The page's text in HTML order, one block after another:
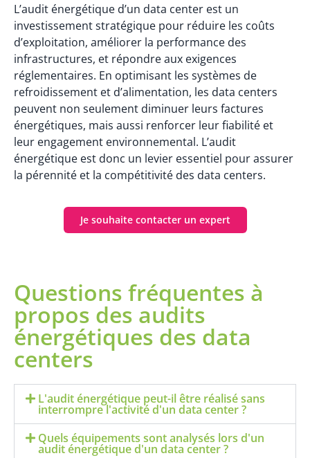
L’audit énergétique d’un data center est un
investissement stratégique pour réduire les coûts
d’exploitation, améliorer la performance des
infrastructures, et répondre aux exigences
réglementaires. En optimisant les systèmes de
refroidissement et d’alimentation, les data centers
peuvent non seulement diminuer leurs factures
énergétiques, mais aussi renforcer leur fiabilité et
leur engagement environnemental. L’audit
énergétique est donc un levier essentiel pour assurer
la pérennité et la compétitivité des data centers.
Je souhaite contacter un expert
Questions fréquentes à
propos des audits
énergétiques des data
centers
L'audit énergétique peut-il être réalisé sans
interrompre l'activité d'un data center ?
Quels équipements sont analysés lors d'un
audit énergétique d'un data center ?